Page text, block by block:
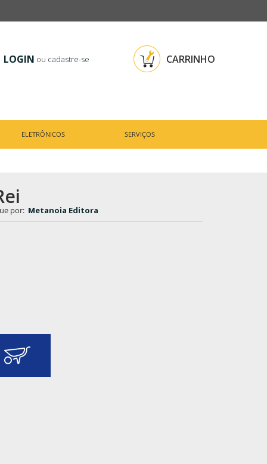
LOGIN ou cadastre-se CARRINHO
ELETRÔNICOS SERVIÇOS
por: Metanoia Editora